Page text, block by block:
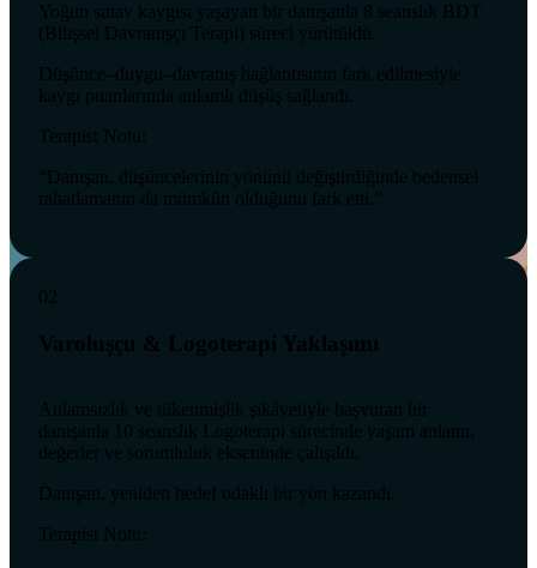
Yoğun sınav kaygısı yaşayan bir danışanla 8 seanslık BDT
(Bilişsel Davranışçı Terapi) süreci yürütüldü.
Düşünce–duygu–davranış bağlantısının fark edilmesiyle
kaygı puanlarında anlamlı düşüş sağlandı.
Terapist Notu:
“Danışan, düşüncelerinin yönünü değiştirdiğinde bedensel
rahatlamanın da mümkün olduğunu fark etti.”
02
Varoluşçu & Logoterapi Yaklaşımı
Anlamsızlık ve tükenmişlik şikâyetiyle başvuran bir
danışanla 10 seanslık Logoterapi sürecinde yaşam anlamı,
değerler ve sorumluluk ekseninde çalışıldı.
Danışan, yeniden hedef odaklı bir yön kazandı.
Terapist Notu: